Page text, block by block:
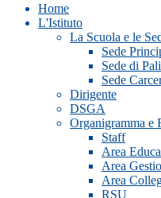
Home
L'Istituto
La Scuola e le
Sede
Sede di
Sede
Dirigente
DSGA
Organigramma e
Staff
Area
Area
Area
RSU